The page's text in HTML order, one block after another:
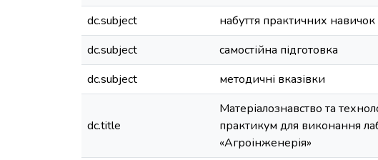
dc.subject
набуття практичних навичок
dc.subject
самостійна підготовка
dc.subject
методичні вказівки
dc.title
Матеріалознавство та
практикум для виконання
«Агроінженерія»